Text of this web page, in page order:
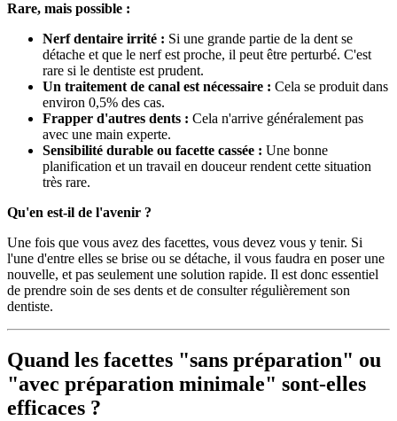
Rare, mais possible :
Nerf dentaire irrité : Si une grande partie de la dent se
détache et que le nerf est proche, il peut être perturbé. C'est
rare si le dentiste est prudent.
Un traitement de canal est nécessaire : Cela se produit dans
environ 0,5% des cas.
Frapper d'autres dents : Cela n'arrive généralement pas
avec une main experte.
Sensibilité durable ou facette cassée : Une bonne
planification et un travail en douceur rendent cette situation
très rare.
Qu'en est-il de l'avenir ?
Une fois que vous avez des facettes, vous devez vous y tenir. Si
l'une d'entre elles se brise ou se détache, il vous faudra en poser une
nouvelle, et pas seulement une solution rapide. Il est donc essentiel
de prendre soin de ses dents et de consulter régulièrement son
dentiste.
Quand les facettes "sans préparation" ou
"avec préparation minimale" sont-elles
efficaces ?